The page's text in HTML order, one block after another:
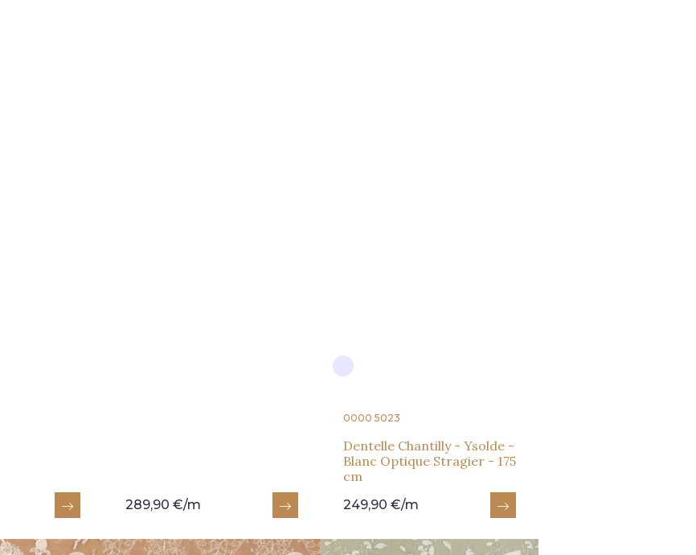
289,90 €/m
0000 5023
Dentelle Chantilly - Ysolde -
Blanc Optique Stragier - 175
cm
249,90 €/m